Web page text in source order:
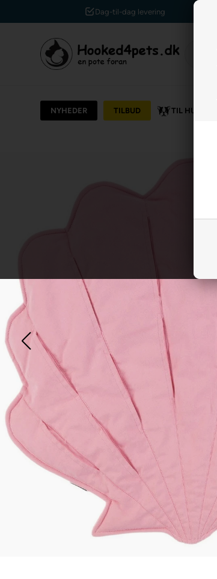
Kundeservice +45 7174 3600
NYHEDER TILBUD TIL HUND